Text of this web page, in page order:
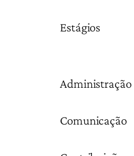
Estágios
Administração
Comunicação